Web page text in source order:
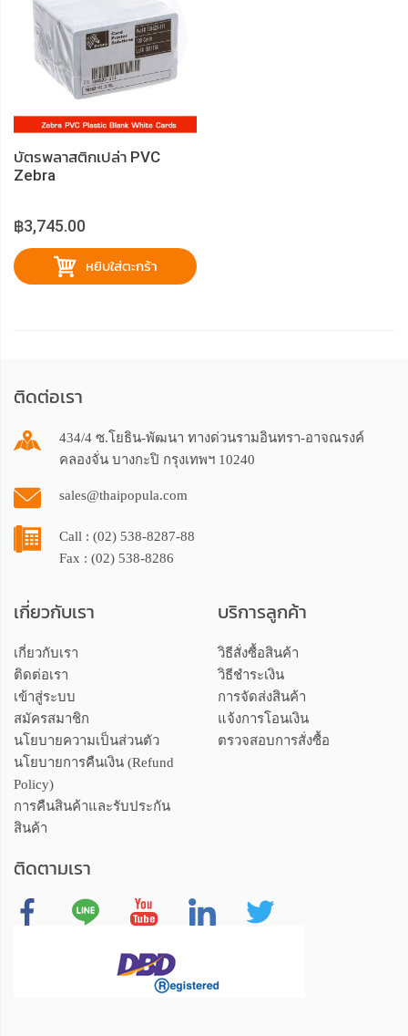
บัตรพลาสติกเปล่า PVC
Zebra
฿3,745.00
หยิบใส่ตะกร้า
ติดต่อเรา
434/4 ซ.โยธิน-พัฒนา ทางด่วนรามอินทรา-อาจณรงค์
คลองจั่น บางกะปิ กรุงเทพฯ 10240
sales@thaipopula.com
Call : (02) 538-8287-88
Fax : (02) 538-8286
เกี่ยวกับเรา
เกี่ยวกับเรา
ติดต่อเรา
เข้าสู่ระบบ
สมัครสมาชิก
นโยบายความเป็นส่วนตัว
นโยบายการคืนเงิน (Refund
Policy)
การคืนสินค้าและรับประกัน
สินค้า
บริการลูกค้า
วิธีสั่งซื้อสินค้า
วิธีชำระเงิน
การจัดส่งสินค้า
แจ้งการโอนเงิน
ตรวจสอบการสั่งซื้อ
ติดตามเรา